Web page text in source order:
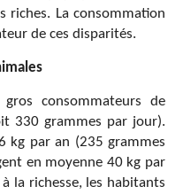
riches. La consommation
de ces disparités.
consommateurs de
330 grammes par jour).
kg par an (235 grammes
en moyenne 40 kg par
la richesse, les habitants